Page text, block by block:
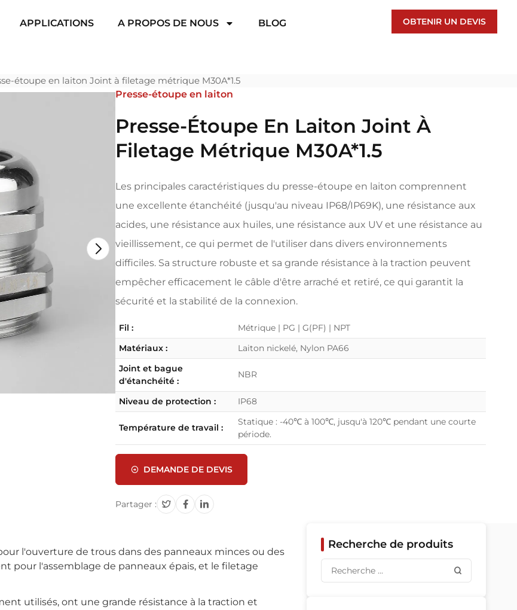
APPLICATIONS A PROPOS DE NOUS BLOG OBTENIR UN DEVIS
étoupe en laiton Joint à filetage métrique M30A*1.5
Presse-étoupe en laiton
Presse-Étoupe En Laiton Joint À
Filetage Métrique M30A*1.5
Les principales caractéristiques du presse-étoupe en laiton comprennent
une excellente étanchéité (jusqu'au niveau IP68/IP69K), une résistance aux
acides, une résistance aux huiles, une résistance aux UV et une résistance au
vieillissement, ce qui permet de l'utiliser dans divers environnements
difficiles. Sa structure robuste et sa grande résistance à la traction peuvent
empêcher efficacement le câble d'être arraché et retiré, ce qui garantit la
sécurité et la stabilité de la connexion.
Fil :
Métrique | PG | G(PF) | NPT
Matériaux :
Laiton nickelé, Nylon PA66
Joint et bague
d'étanchéité :
NBR
Niveau de protection : IP68
Température de travail :
Statique : -40℃ à 100℃, jusqu'à 120℃ pendant une courte
période.
DEMANDE DE DEVIS
Partager :
l'ouverture de trous dans des panneaux minces ou des
pour l'assemblage de panneaux épais, et le filetage
utilisés, ont une grande résistance à la traction et
Recherche de produits